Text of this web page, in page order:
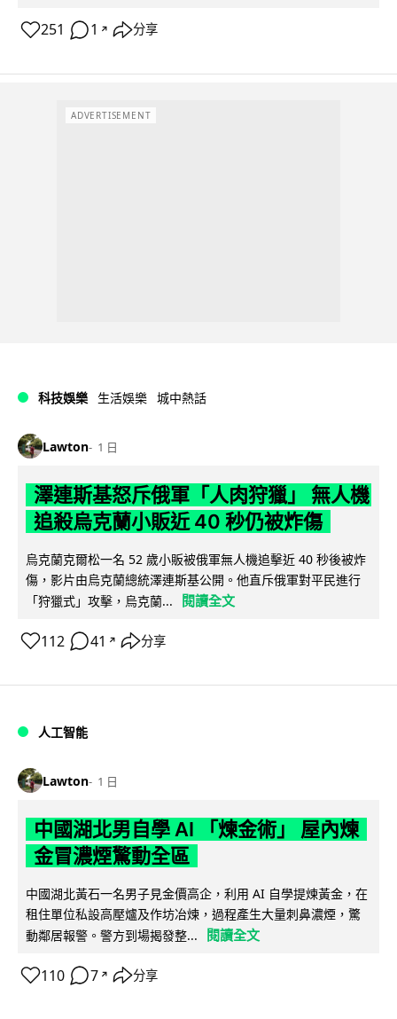
251 1 ↗ 分享
ADVERTISEMENT
科技娛樂 生活娛樂 城中熱話
Lawton 1 日
澤連斯基怒斥俄軍「人肉狩獵」 無人機
追殺烏克蘭小販近 40 秒仍被炸傷
烏克蘭克爾松一名 52 歲小販被俄軍無人機追擊近 40 秒後被炸
傷，影片由烏克蘭總統澤連斯基公開。他直斥俄軍對平民進行
「狩獵式」攻擊，烏克蘭...
閱讀全文
112 41 ↗ 分享
人工智能
Lawton 1 日
中國湖北男自學 AI 「煉金術」 屋內煉
金冒濃煙驚動全區
中國湖北黃石一名男子見金價高企，利用 AI 自學提煉黃金，在
租住單位私設高壓爐及作坊冶煉，過程產生大量刺鼻濃煙，驚
動鄰居報警。警方到場揭發整...
閱讀全文
110 7 ↗ 分享